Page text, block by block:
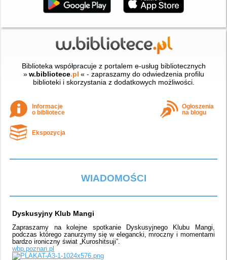
Biblioteka współpracuje z portalem e-usług bibliotecznych
» w.bibliotece.pl « - zapraszamy do odwiedzenia profilu
biblioteki i skorzystania z dodatkowych możliwości.
Informacje
o bibliotece
Ogłoszenia
na blogu
Ekspozycja
WIADOMOŚCI
Dyskusyjny Klub Mangi
Zapraszamy na kolejne spotkanie Dyskusyjnego Klubu Mangi,
podczas którego zanurzymy się w elegancki, mroczny i momentami
bardzo ironiczny świat „Kuroshitsuji”.
wbp.poznan.pl